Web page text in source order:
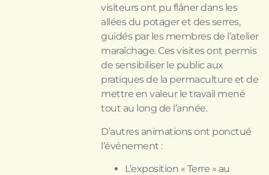
visiteurs ont pu flâner dans les
allées du potager et des serres,
guidés par les membres de l’atelier
maraîchage. Ces visites ont permis
de sensibiliser le public aux
pratiques de la permaculture et de
mettre en valeur le travail mené
tout au long de l’année.
D’autres animations ont ponctué
l’événement :
L’exposition « Terre » au